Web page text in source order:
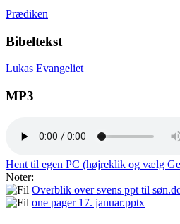
Prædiken
Bibeltekst
Lukas Evangeliet
MP3
Hent til egen PC (højreklik og vælg
Noter:
Overblik over svens ppt til
one pager 17. januar.pptx